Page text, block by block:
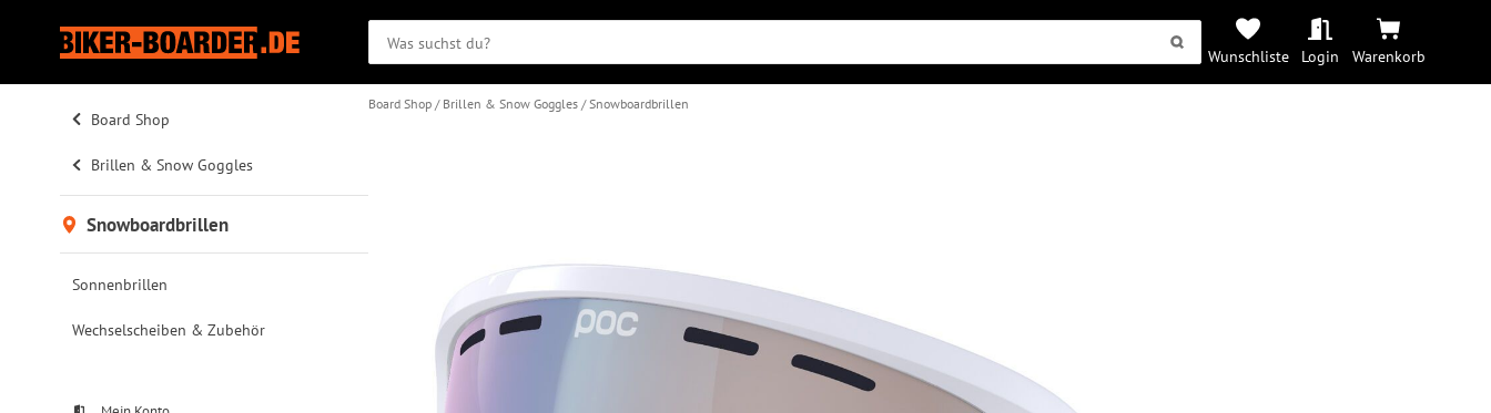
Wunschliste Login Warenkorb
Board Shop
Brillen & Snow Goggles
Snowboardbrillen
Sonnenbrillen
Wechselscheiben & Zubehör
Board Shop Brillen & Snow Goggles Snowboardbrillen